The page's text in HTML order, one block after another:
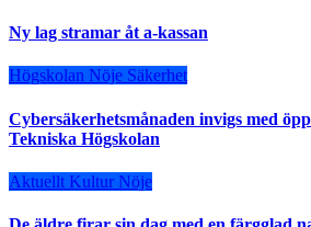
Ny lag stramar åt a-kassan
Högskolan Nöje Säkerhet
Cybersäkerhetsmånaden invigs med
Tekniska Högskolan
Aktuellt Kultur Nöje